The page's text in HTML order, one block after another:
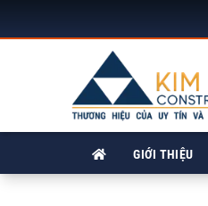
GIỚI THIỆU